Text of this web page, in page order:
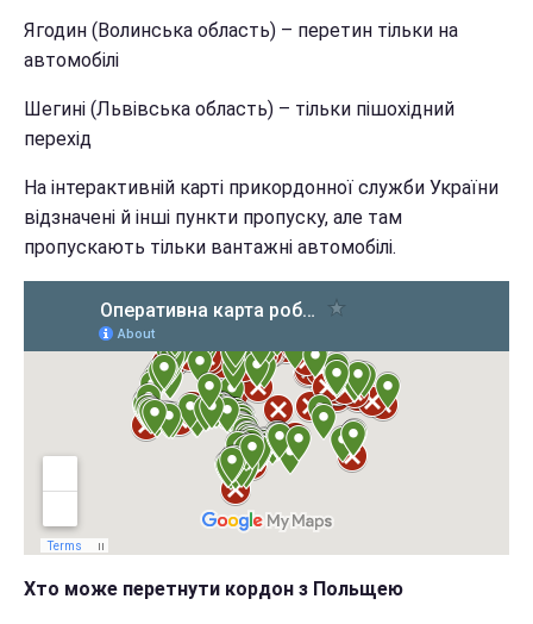
Ягодин (Волинська область) – перетин тільки на
автомобілі
Шегині (Львівська область) – тільки пішохідний
перехід
На інтерактивній карті прикордонної служби України
відзначені й інші пункти пропуску, але там
пропускають тільки вантажні автомобілі.
Хто може перетнути кордон з Польщею